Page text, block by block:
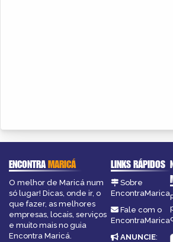
ENCONTRAMARICÁ
O melhor de Maricá num
só lugar! Dicas, onde ir, o
que fazer, as melhores
empresas, locais, serviços
e muito mais no guia
Encontra Maricá.
LINKS RÁPIDOS
Sobre
EncontraMarica
Fale com o
EncontraMarica
ANUNCIE: